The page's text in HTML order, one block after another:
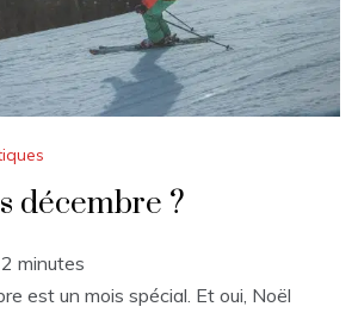
décembre ?
2 minutes
est un mois spécial. Et oui, Noël